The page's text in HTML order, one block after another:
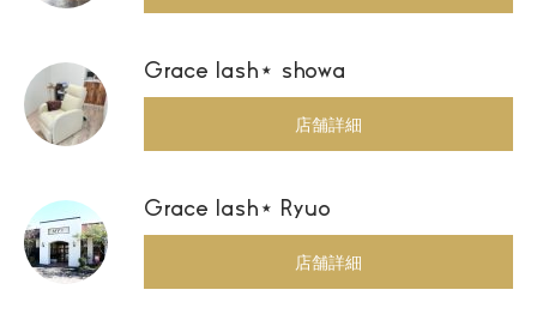
Grace lash⋆ showa
店舗詳細
Grace lash⋆ Ryuo
店舗詳細